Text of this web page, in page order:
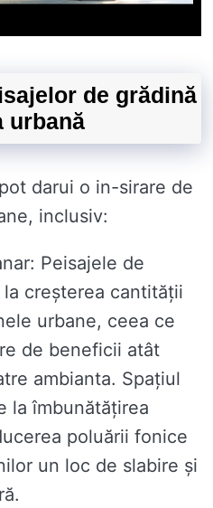
de grădină
urbană
darui o in-sirare de
inclusiv:
Peisajele de
creșterea cantității
urbane, ceea ce
de beneficii atât
ambianta. Spațiul
la îmbunătățirea
poluării fonice
un loc de slabire și